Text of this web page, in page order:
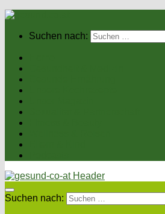
Suchen nach:
Suchen nach: